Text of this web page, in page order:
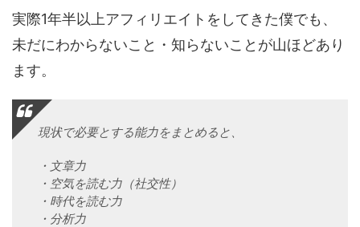
実際1年半以上アフィリエイトをしてきた僕でも、
未だにわからないこと・知らないことが山ほどあり
ます。
現状で必要とする能力をまとめると、
・文章力
・空気を読む力（社交性）
・時代を読む力
・分析力